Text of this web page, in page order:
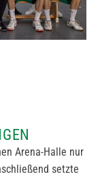
Arena-Halle nur
setzte